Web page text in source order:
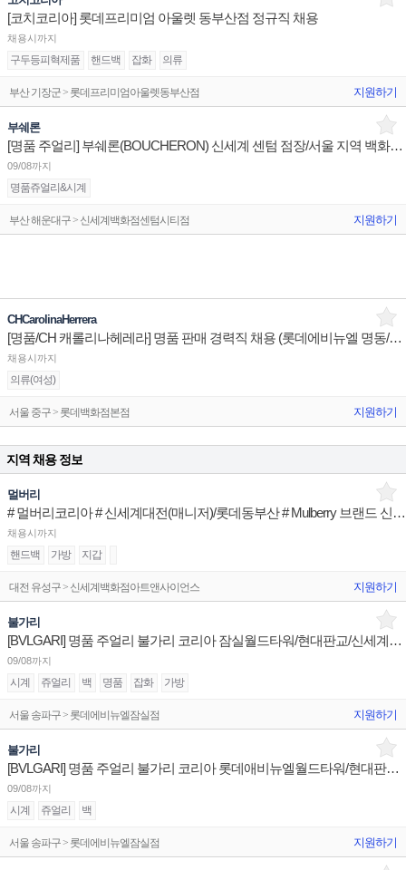
[코치코리아] 롯데프리미엄 아울렛 동부산점 정규직 채용
채용시까지
구두등피혁제품 핸드백 잡화 의류
부산 기장군 > 롯데프리미엄아울렛동부산점 지원하기
부쉐론
[명품 주얼리] 부쉐론(BOUCHERON) 신세계 센텀 점장/서울 지역 백화점 판매사원 채용
09/08까지
명품쥬얼리&시계
부산 해운대구 > 신세계백화점센텀시티점 지원하기
CHCarolinaHerrera
[명품/CH 캐롤리나헤레라] 명품 판매 경력직 채용 (롯데에비뉴엘 명동/잠실/부산)
채용시까지
의류(여성)
서울 중구 > 롯데백화점본점 지원하기
지역 채용 정보
멀버리
# 멀버리코리아 # 신세계대전(매니저)/롯데동부산 # Mulberry 브랜드 신입/경력직 (정규직)
채용시까지
핸드백 가방 지갑
대전 유성구 > 신세계백화점아트앤사이언스 지원하기
불가리
[BVLGARI] 명품 주얼리 불가리 코리아 잠실월드타워/현대판교/신세계센텀 부점장 채용
09/08까지
시계 쥬얼리 백 명품 잡화 가방
서울 송파구 > 롯데에비뉴엘잠실점 지원하기
불가리
[BVLGARI] 명품 주얼리 불가리 코리아 롯데애비뉴엘월드타워/현대판교/신세계센텀 부점장 채용
09/08까지
시계 쥬얼리 백
서울 송파구 > 롯데에비뉴엘잠실점 지원하기